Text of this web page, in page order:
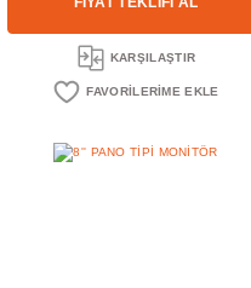
KARŞILAŞTIR